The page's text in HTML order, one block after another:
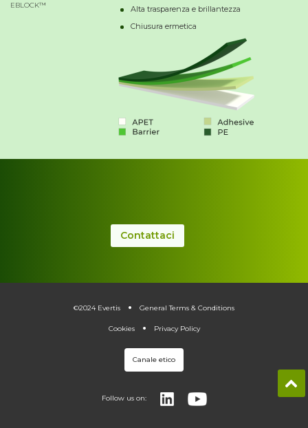
EBLOCK™
Alta trasparenza e brillantezza
Chiusura ermetica
Contattaci
©2024 Evertis . General Terms & Conditions
Cookies . Privacy Policy
Canale etico
Follow us on: